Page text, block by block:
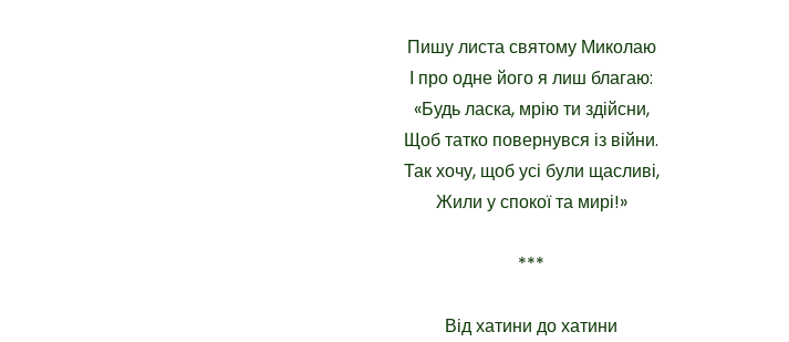
Пишу листа святому Миколаю
І про одне його я лиш благаю:
«Будь ласка, мрію ти здійсни,
Щоб татко повернувся із війни.
Так хочу, щоб усі були щасливі,
Жили у спокої та мирі!»
***
Від хатини до хатини